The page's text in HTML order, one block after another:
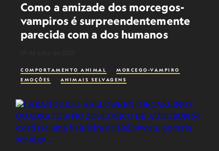
Como a amizade dos morcegos-
vampiros é surpreendentemente
parecida com a dos humanos
COMPORTAMENTO ANIMAL
MORCEGO-VAMPIRO
EMOÇÕES
ANIMAIS SELVAGENS